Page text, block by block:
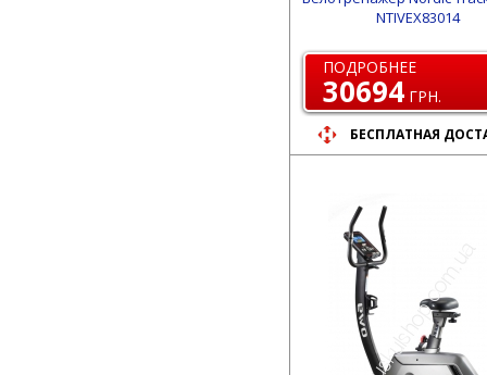
NTIVEX83014
ПОДРОБНЕЕ
30694 ГРН.
БЕСПЛАТНАЯ